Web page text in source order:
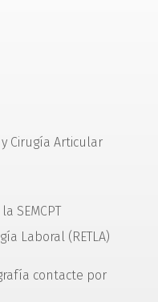
Cirugía Articular
SEMCPT
Laboral (RETLA)
contacte por